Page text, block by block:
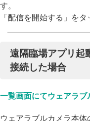
す。
「配信を開始する」をタ
遠隔臨場アプリ起
接続した場合
一覧画面にてウェアラ
ウェアラブルカメラ本体